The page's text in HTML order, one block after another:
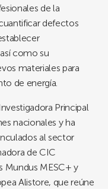
de la
defectos
como su
materiales para
de energía.
Principal
nacionales y ha
al sector
de CIC
Mundus MESC+ y
Alistore, que reúne